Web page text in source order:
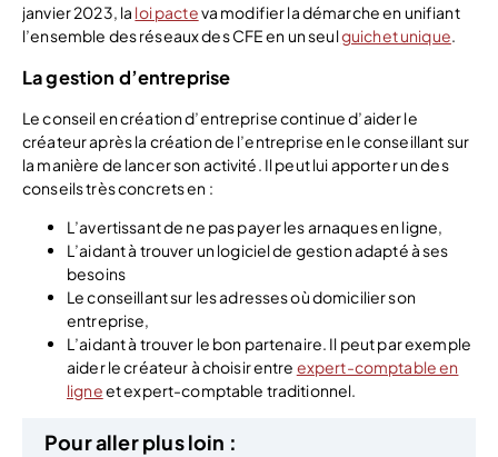
janvier 2023, la loi pacteva modifier la démarche en unifiant
l’ensemble des réseaux des CFE en un seulguichet unique.
La gestion d’entreprise
Le conseil en création d’entreprise continue d’aider le
créateur après la création de l’entreprise en le conseillant sur
la manière de lancer son activité. Il peut lui apporter un des
conseils très concrets en :
L’avertissant de ne pas payer les arnaques en ligne,
L’aidant à trouver un logiciel de gestion adapté à ses
besoins
Le conseillant sur les adresses où domicilier son
entreprise,
L’aidant à trouver le bon partenaire. Il peut par exemple
aider le créateur à choisir entre expert-comptable en
ligneet expert-comptable traditionnel.
Pour aller plus loin :